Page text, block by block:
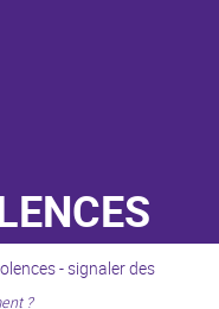
- signaler des
?